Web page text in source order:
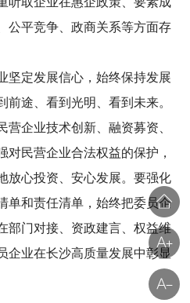
公平竞争、政商关系等方面存
定发展信心，始终保持发展
途、看到光明、看到未来。
企业技术创新、融资募资、
对民营企业合法权益的保护，
放心投资、安心发展。要强化
单和责任清单，始终把委员企
部门对接、资政建言、权益维
企业在长沙高质量发展中彰显